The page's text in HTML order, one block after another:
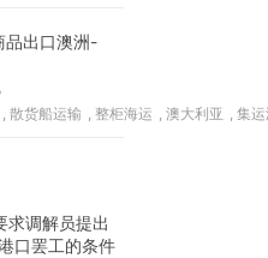
品出口澳洲-
散货船运输 整柜海运 澳大利亚 集
求调解员提出
口罢工的条件